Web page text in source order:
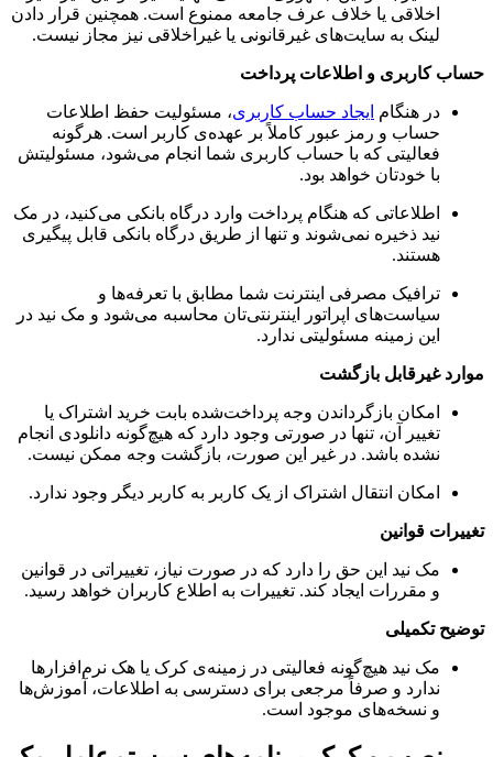
اخلاقی یا خلاف عرف جامعه ممنوع است. همچنین قرار دادن
لینک به سایت‌های غیرقانونی یا غیراخلاقی نیز مجاز نیست.
حساب کاربری و اطلاعات پرداخت
در هنگام ایجاد حساب کاربری، مسئولیت حفظ اطلاعات
حساب و رمز عبور کاملاً بر عهده‌ی کاربر است. هرگونه
فعالیتی که با حساب کاربری شما انجام می‌شود، مسئولیتش
با خودتان خواهد بود.
اطلاعاتی که هنگام پرداخت وارد درگاه بانکی می‌کنید، در مک
نید ذخیره نمی‌شوند و تنها از طریق درگاه بانکی قابل پیگیری
هستند.
ترافیک مصرفی اینترنت شما مطابق با تعرفه‌ها و
سیاست‌های اپراتور اینترنتی‌تان محاسبه می‌شود و مک نید در
این زمینه مسئولیتی ندارد.
موارد غیرقابل بازگشت
امکان بازگرداندن وجه پرداخت‌شده بابت خرید اشتراک یا
تغییر آن، تنها در صورتی وجود دارد که هیچ‌گونه دانلودی انجام
نشده باشد. در غیر این صورت، بازگشت وجه ممکن نیست.
امکان انتقال اشتراک از یک کاربر به کاربر دیگر وجود ندارد.
تغییرات قوانین
مک نید این حق را دارد که در صورت نیاز، تغییراتی در قوانین
و مقررات ایجاد کند. تغییرات به اطلاع کاربران خواهد رسید.
توضیح تکمیلی
مک نید هیچ‌گونه فعالیتی در زمینه‌ی کرک یا هک نرم‌افزارها
ندارد و صرفاً مرجعی برای دسترسی به اطلاعات، آموزش‌ها
و نسخه‌های موجود است.